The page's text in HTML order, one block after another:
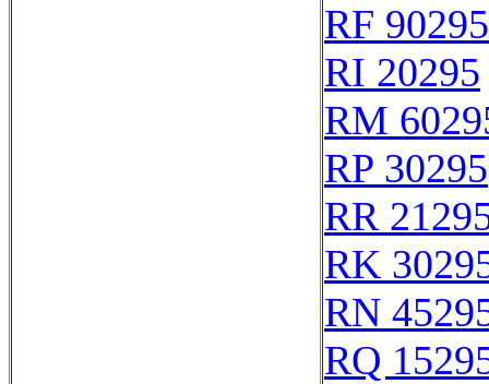
RF 90295
RI 20295
RM
RP 30295
RR
RK
RN
RQ